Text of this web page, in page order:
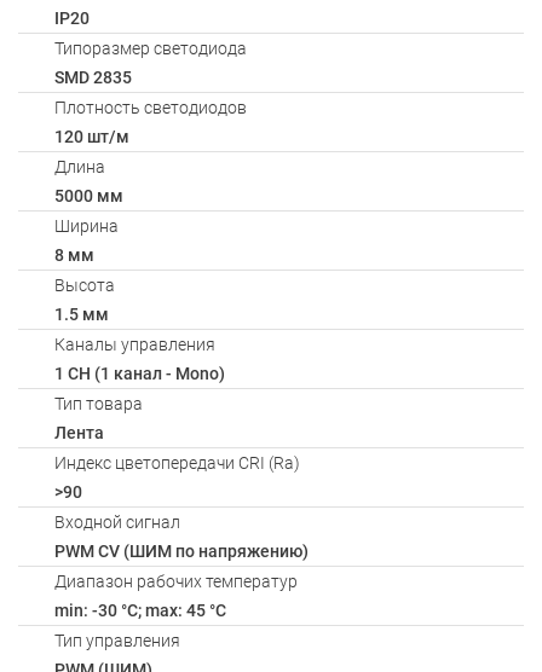
IP20
Типоразмер светодиода
SMD 2835
Плотность светодиодов
120 шт/м
Длина
5000 мм
Ширина
8 мм
Высота
1.5 мм
Каналы управления
1 CH (1 канал - Mono)
Тип товара
Лента
Индекс цветопередачи CRI (Ra)
>90
Входной сигнал
PWM СV (ШИМ по напряжению)
Диапазон рабочих температур
min: -30 °C; max: 45 °C
Тип управления